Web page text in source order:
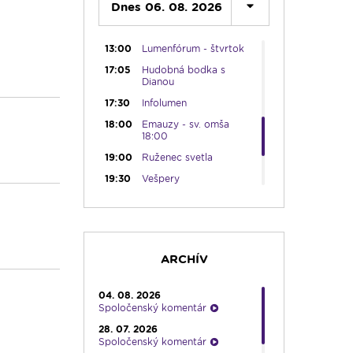
Dnes 06. 08. 2026
12:10
Hudobný aperitív
12:30
Biblia za rok
13:00
Lumenfórum - štvrtok
17:05
Hudobná bodka s
Dianou
17:30
Infolumen
18:00
Emauzy - sv. omša
18:00
19:00
Ruženec svetla
19:30
Vešpery
noc
História a my
21:30
Gospelparáda
+ repríza zamyslenia zo
6:30
ARCHÍV
04. 08. 2026
Spoločenský komentár
28. 07. 2026
Spoločenský komentár